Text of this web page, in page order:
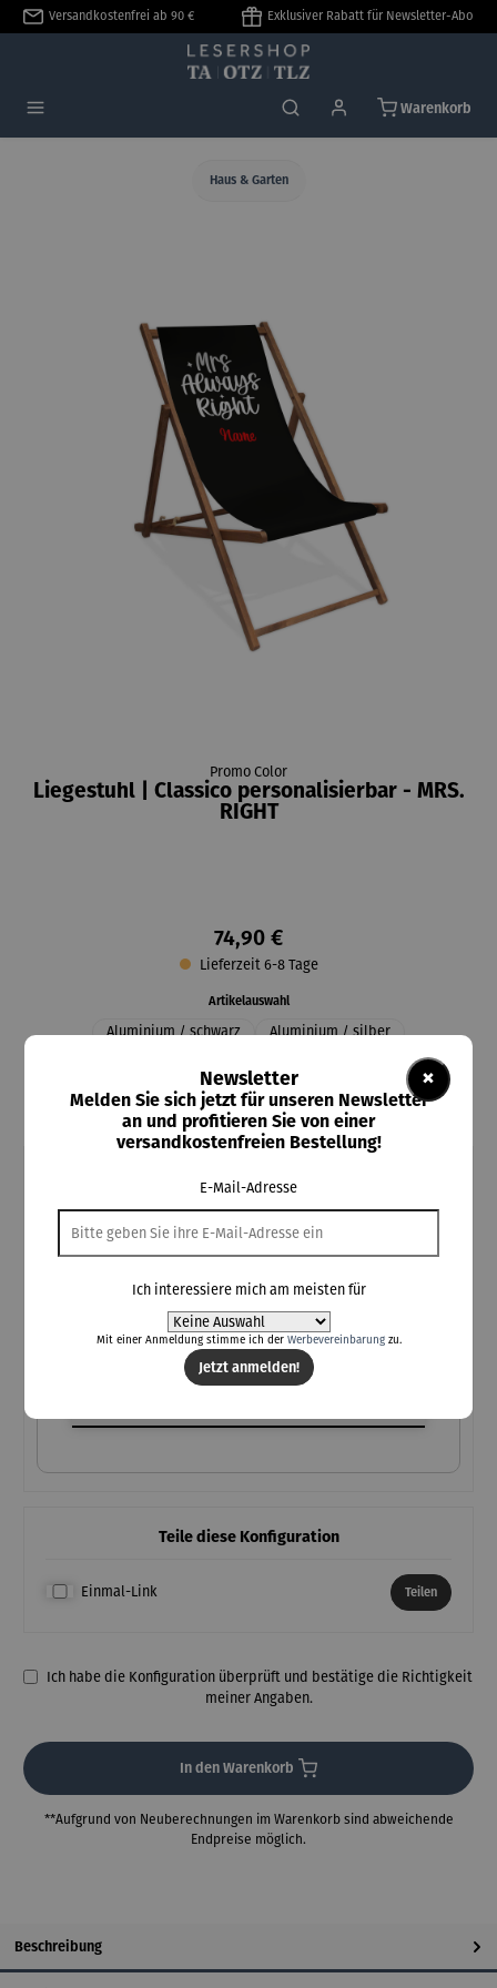
springen
Versandkostenfrei ab 90 € Exklusiver Rabatt für Newsletter-Abo
Warenkorb
Haus & Garten
Promo Color
Liegestuhl | Classico personalisierbar - MRS.
RIGHT
74,90 €
Lieferzeit 6-8 Tage
Artikelauswahlauswählen
Aluminium / schwarz
Aluminium / silber
Holz / natur
Holz mit Getränkehalter / dunkelbraun
Holz mit Getränkehalter / natur
bis zu 25 Zeichen inkl. Leerzeichen
Bitte auf korrekte Schreibweise achten
Ihre Personalisierung (Pflichtfeld)
Teile diese Konfiguration
Einmal-Link Teilen
Ich habe die Konfiguration überprüft und bestätige die Richtigkeit
meiner Angaben.
In den Warenkorb
**Aufgrund von Neuberechnungen im Warenkorb sind abweichende
Endpreise möglich.
Beschreibung
×
Newsletter
Melden Sie sich jetzt für unseren Newsletter
an und profitieren Sie von einer
versandkostenfreien Bestellung!
E-Mail-Adresse
Ich interessiere mich am meisten für
Mit einer Anmeldung stimme ich der Werbevereinbarungzu.
Jetzt anmelden!